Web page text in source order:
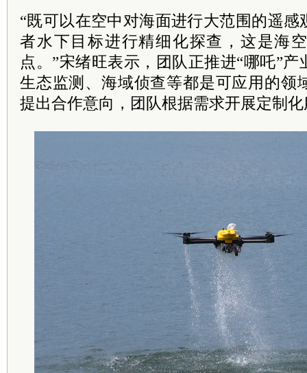
“既可以在空中对海面进行大范围的遥
者水下目标进行精细化探查，这是海
点。”宋绪旺表示，团队正推进“哪吒”
生态监测、海域侦查等都是可应用的领
提出合作意向，团队根据需求开展定制